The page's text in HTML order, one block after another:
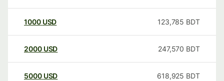
1000 USD 123,785 BDT
2000 USD 247,570 BDT
5000 USD 618,925 BDT